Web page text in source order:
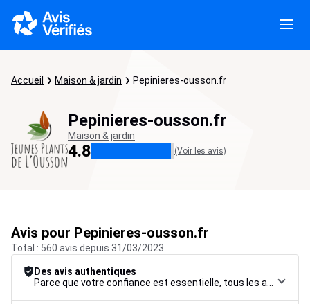
Accueil Maison & jardin Pepinieres-ousson.fr
Pepinieres-ousson.fr
Maison & jardin
4.8 (Voir les avis)
Avis pour Pepinieres-ousson.fr
Total : 560 avis depuis 31/03/2023
Des avis authentiques